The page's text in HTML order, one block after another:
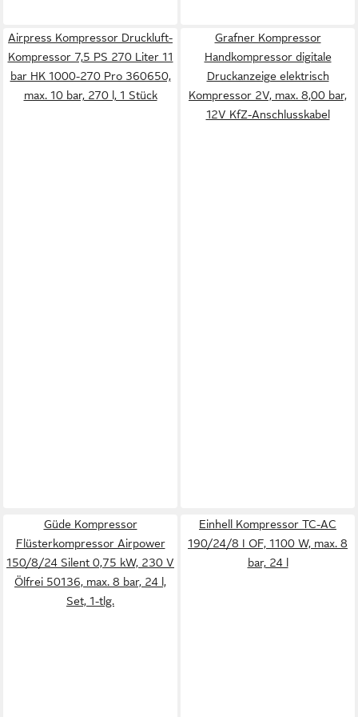
Airpress Kompressor Druckluft-
Kompressor 7,5 PS 270 Liter 11
bar HK 1000-270 Pro 360650,
max. 10 bar, 270 l, 1 Stück
Grafner Kompressor
Handkompressor digitale
Druckanzeige elektrisch
Kompressor 2V, max. 8,00 bar,
12V KfZ-Anschlusskabel
Güde Kompressor
Flüsterkompressor Airpower
150/8/24 Silent 0,75 kW, 230 V
Ölfrei 50136, max. 8 bar, 24 l,
Set, 1-tlg.
Einhell Kompressor TC-AC
190/24/8 I OF, 1100 W, max. 8
bar, 24 l